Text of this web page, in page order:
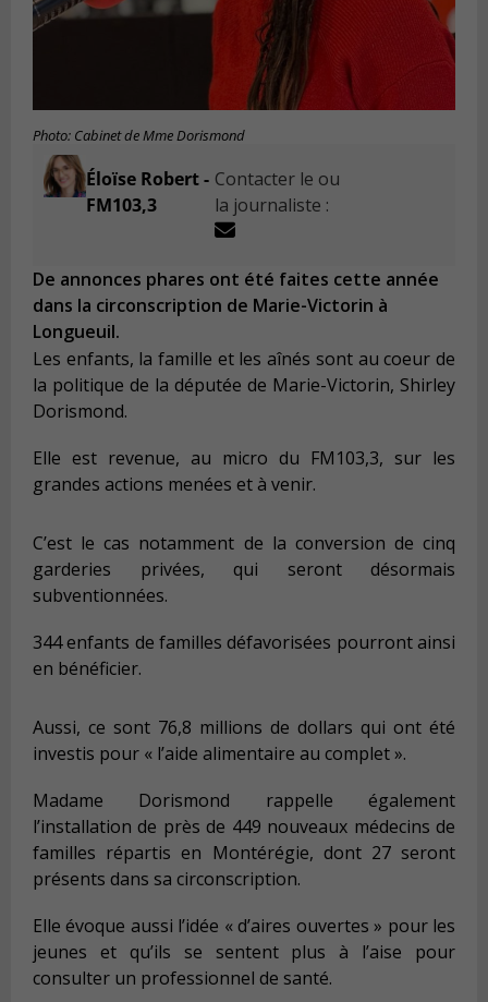
Photo: Cabinet de Mme Dorismond
Éloïse Robert -
FM103,3
Contacter le ou
la journaliste :
De annonces phares ont été faites cette année
dans la circonscription de Marie-Victorin à
Longueuil.
Les enfants, la famille et les aînés sont au coeur de
la politique de la députée de Marie-Victorin, Shirley
Dorismond.
Elle est revenue, au micro du FM103,3, sur les
grandes actions menées et à venir.
C’est le cas notamment de la conversion de cinq
garderies privées, qui seront désormais
subventionnées.
344 enfants de familles défavorisées pourront ainsi
en bénéficier.
Aussi, ce sont 76,8 millions de dollars qui ont été
investis pour « l’aide alimentaire au complet ».
Madame Dorismond rappelle également
l’installation de près de 449 nouveaux médecins de
familles répartis en Montérégie, dont 27 seront
présents dans sa circonscription.
Elle évoque aussi l’idée « d’aires ouvertes » pour les
jeunes et qu’ils se sentent plus à l’aise pour
consulter un professionnel de santé.